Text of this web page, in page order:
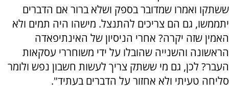
ששתקו ואמרו שמדובר בספק ושלא ברור אם הדברים
יתממשו, גם הם צריכים להתנצל. מישהו היה תמים ולא
האמין שזה יקרה? אחרי הניסיון של האינתיפאדה
הראשונה והשנייה שהובלו על ידי משוחררי עסקאות
העבר? לכן, גם מי ששתק צריך לעשות חשבון נפש ולומר
סליחה טעיתי ולא אחזור על הדברים בעתיד".